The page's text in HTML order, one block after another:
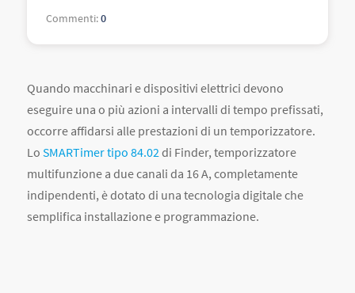
Commenti:0
Quando macchinari e dispositivi elettrici devono
eseguire una o più azioni a intervalli di tempo prefissati,
occorre affidarsi alle prestazioni di un temporizzatore.
Lo SMARTimer tipo 84.02 di Finder, temporizzatore
multifunzione a due canali da 16 A, completamente
indipendenti, è dotato di una tecnologia digitale che
semplifica installazione e programmazione.